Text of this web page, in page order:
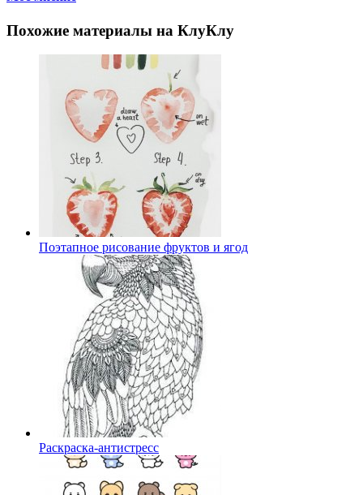
Похожие материалы на КлуКлу
Поэтапное рисование фруктов и ягод
Раскраска-антистресс